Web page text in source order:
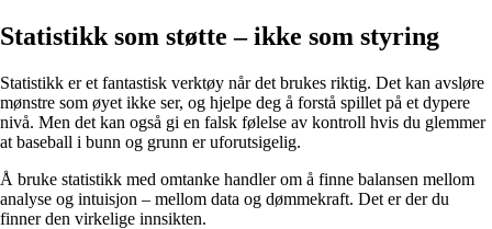
Statistikk som støtte – ikke som styring
Statistikk er et fantastisk verktøy når det brukes riktig. Det kan avsløre
mønstre som øyet ikke ser, og hjelpe deg å forstå spillet på et dypere
nivå. Men det kan også gi en falsk følelse av kontroll hvis du glemmer
at baseball i bunn og grunn er uforutsigelig.
Å bruke statistikk med omtanke handler om å finne balansen mellom
analyse og intuisjon – mellom data og dømmekraft. Det er der du
finner den virkelige innsikten.